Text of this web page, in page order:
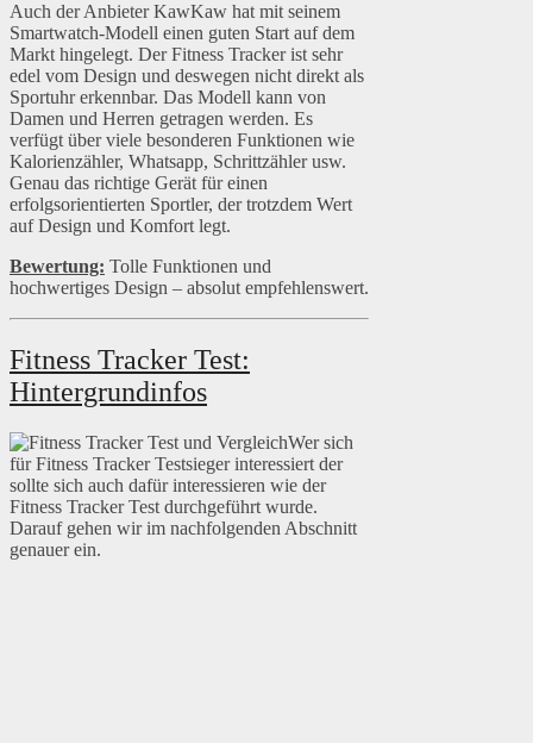
Auch der Anbieter KawKaw hat mit seinem
Smartwatch-Modell einen guten Start auf dem
Markt hingelegt. Der Fitness Tracker ist sehr
edel vom Design und deswegen nicht direkt als
Sportuhr erkennbar. Das Modell kann von
Damen und Herren getragen werden. Es
verfügt über viele besonderen Funktionen wie
Kalorienzähler, Whatsapp, Schrittzähler usw.
Genau das richtige Gerät für einen
erfolgsorientierten Sportler, der trotzdem Wert
auf Design und Komfort legt.
Bewertung: Tolle Funktionen und
hochwertiges Design – absolut empfehlenswert.
Fitness Tracker Test:
Hintergrundinfos
Wer sich
für Fitness Tracker Testsieger interessiert der
sollte sich auch dafür interessieren wie der
Fitness Tracker Test durchgeführt wurde.
Darauf gehen wir im nachfolgenden Abschnitt
genauer ein.